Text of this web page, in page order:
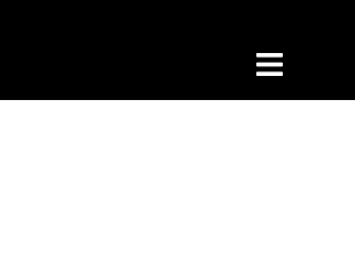
Przełącz